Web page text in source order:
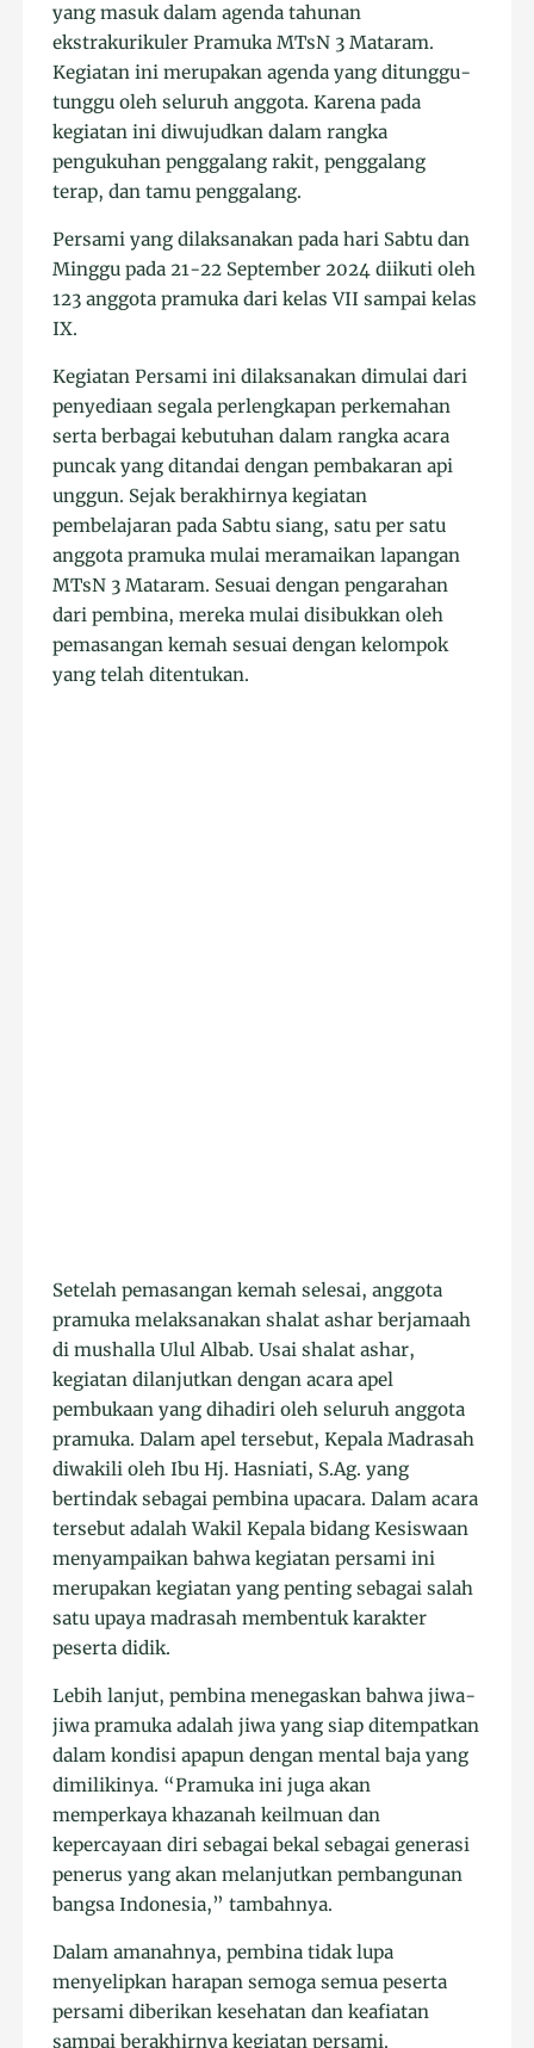
yang masuk dalam agenda tahunan
ekstrakurikuler Pramuka MTsN 3 Mataram.
Kegiatan ini merupakan agenda yang ditunggu-
tunggu oleh seluruh anggota. Karena pada
kegiatan ini diwujudkan dalam rangka
pengukuhan penggalang rakit, penggalang
terap, dan tamu penggalang.
Persami yang dilaksanakan pada hari Sabtu dan
Minggu pada 21-22 September 2024 diikuti oleh
123 anggota pramuka dari kelas VII sampai kelas
IX.
Kegiatan Persami ini dilaksanakan dimulai dari
penyediaan segala perlengkapan perkemahan
serta berbagai kebutuhan dalam rangka acara
puncak yang ditandai dengan pembakaran api
unggun. Sejak berakhirnya kegiatan
pembelajaran pada Sabtu siang, satu per satu
anggota pramuka mulai meramaikan lapangan
MTsN 3 Mataram. Sesuai dengan pengarahan
dari pembina, mereka mulai disibukkan oleh
pemasangan kemah sesuai dengan kelompok
yang telah ditentukan.
Setelah pemasangan kemah selesai, anggota
pramuka melaksanakan shalat ashar berjamaah
di mushalla Ulul Albab. Usai shalat ashar,
kegiatan dilanjutkan dengan acara apel
pembukaan yang dihadiri oleh seluruh anggota
pramuka. Dalam apel tersebut, Kepala Madrasah
diwakili oleh Ibu Hj. Hasniati, S.Ag. yang
bertindak sebagai pembina upacara. Dalam acara
tersebut adalah Wakil Kepala bidang Kesiswaan
menyampaikan bahwa kegiatan persami ini
merupakan kegiatan yang penting sebagai salah
satu upaya madrasah membentuk karakter
peserta didik.
Lebih lanjut, pembina menegaskan bahwa jiwa-
jiwa pramuka adalah jiwa yang siap ditempatkan
dalam kondisi apapun dengan mental baja yang
dimilikinya. “Pramuka ini juga akan
memperkaya khazanah keilmuan dan
kepercayaan diri sebagai bekal sebagai generasi
penerus yang akan melanjutkan pembangunan
bangsa Indonesia,” tambahnya.
Dalam amanahnya, pembina tidak lupa
menyelipkan harapan semoga semua peserta
persami diberikan kesehatan dan keafiatan
sampai berakhirnya kegiatan persami.